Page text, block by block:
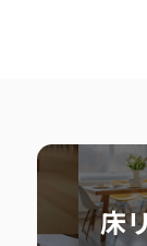
床